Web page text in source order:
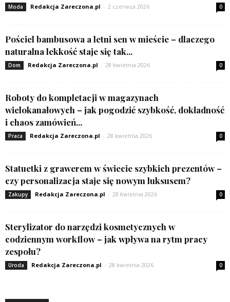
Moda Redakcja Zareczona.pl - 2 czerwca 2026 0
Pościel bambusowa a letni sen w mieście – dlaczego
naturalna lekkość staje się tak...
Dom Redakcja Zareczona.pl - 28 kwietnia 2026 0
Roboty do kompletacji w magazynach
wielokanałowych – jak pogodzić szybkość, dokładność
i chaos zamówień...
Praca Redakcja Zareczona.pl - 28 kwietnia 2026 0
Statuetki z grawerem w świecie szybkich prezentów –
czy personalizacja staje się nowym luksusem?
Zakupy Redakcja Zareczona.pl - 28 kwietnia 2026 0
Sterylizator do narzędzi kosmetycznych w
codziennym workflow – jak wpływa na rytm pracy
zespołu?
Uroda Redakcja Zareczona.pl - 28 kwietnia 2026 0